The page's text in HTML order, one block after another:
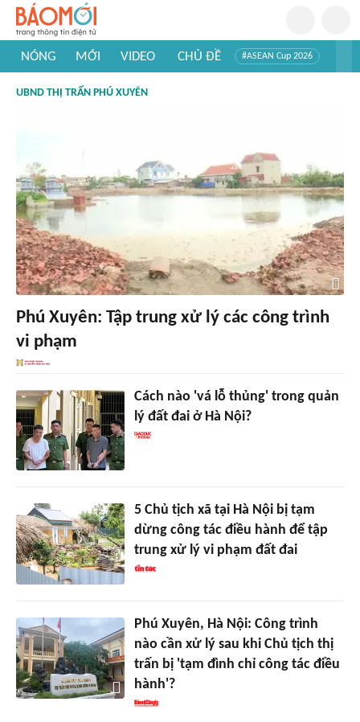
NÓNG MỚI VIDEO CHỦ ĐỀ #ASEAN Cup 2026
#Khám phá thế giới
UBND THỊ TRẤN PHÚ XUYÊN
Phú Xuyên: Tập trung xử lý các công trình
vi phạm
Cách nào 'vá lỗ thủng' trong quản
lý đất đai ở Hà Nội?
5 Chủ tịch xã tại Hà Nội bị tạm
dừng công tác điều hành để tập
trung xử lý vi phạm đất đai
Phú Xuyên, Hà Nội: Công trình
nào cần xử lý sau khi Chủ tịch thị
trấn bị 'tạm đình chỉ công tác điều
hành'?